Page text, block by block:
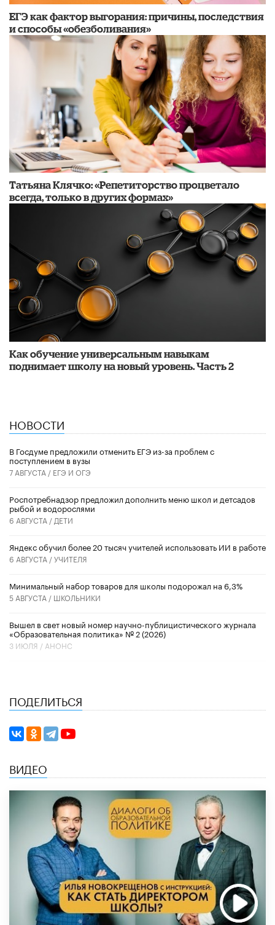
​ЕГЭ как фактор выгорания: причины, последствия
и способы «обезболивания»
​Татьяна Клячко: «Репетиторство процветало
всегда, только в других формах»
​Как обучение универсальным навыкам
поднимает школу на новый уровень. Часть 2
НОВОСТИ
В Госдуме предложили отменить ЕГЭ из-за проблем с
поступлением в вузы
7 АВГУСТА / ЕГЭ И ОГЭ
Роспотребнадзор предложил дополнить меню школ и детсадов
рыбой и водорослями
6 АВГУСТА / ДЕТИ
​Яндекс обучил более 20 тысяч учителей использовать ИИ в работе
6 АВГУСТА /УЧИТЕЛЯ
Минимальный набор товаров для школы подорожал на 6,3%
5 АВГУСТА / ШКОЛЬНИКИ
Вышел в свет новый номер научно-публицистического журнала
«Образовательная политика» № 2 (2026)
3 ИЮЛЯ / АНОНС
ПОДЕЛИТЬСЯ
ВИДЕО